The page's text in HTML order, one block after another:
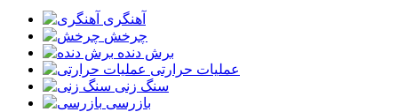
آهنگری
چرخش
برش دنده
عملیات حرارتی
سنگ زنی
بازرسی